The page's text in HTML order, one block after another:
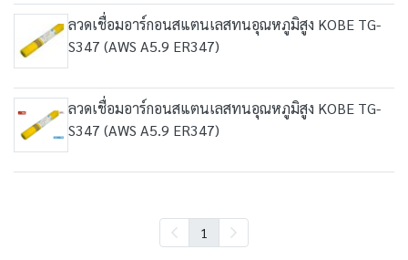
ลวดเชื่อมอาร์กอนสแตนเลสทนอุณหภูมิสูง KOBE TG-
S347 (AWS A5.9 ER347)
ลวดเชื่อมอาร์กอนสแตนเลสทนอุณหภูมิสูง KOBE TG-
S347 (AWS A5.9 ER347)
1